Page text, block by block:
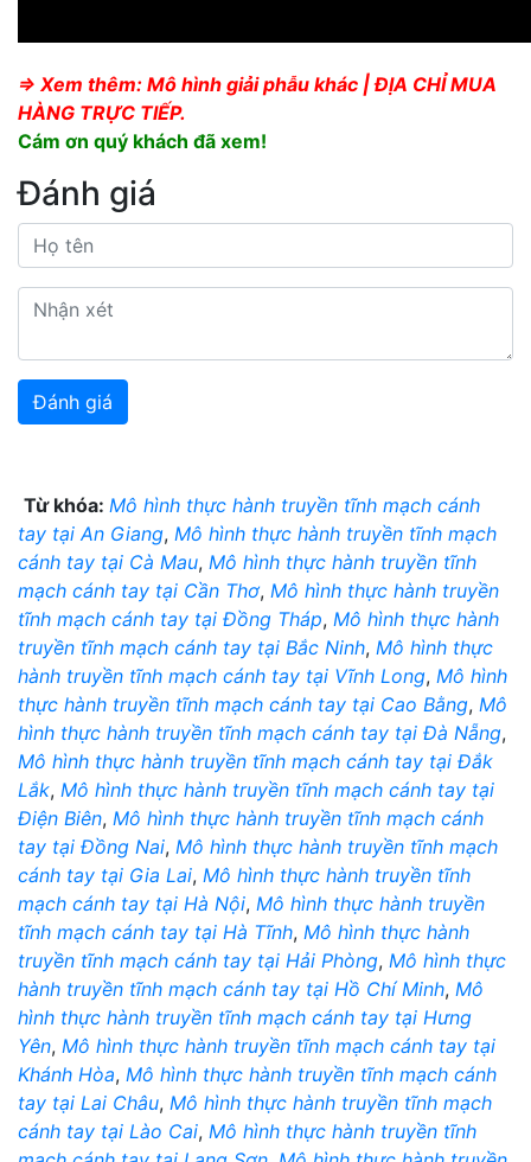
⇒ Xem thêm: Mô hình giải phẫu khác |ĐỊA CHỈ MUA
HÀNG TRỰC TIẾP.
Cám ơn quý khách đã xem!
Đánh giá
Từ khóa: Mô hình thực hành truyền tĩnh mạch cánh
tay tại An Giang, Mô hình thực hành truyền tĩnh mạch
cánh tay tại Cà Mau, Mô hình thực hành truyền tĩnh
mạch cánh tay tại Cần Thơ, Mô hình thực hành truyền
tĩnh mạch cánh tay tại Đồng Tháp, Mô hình thực hành
truyền tĩnh mạch cánh tay tại Bắc Ninh, Mô hình thực
hành truyền tĩnh mạch cánh tay tại Vĩnh Long, Mô hình
thực hành truyền tĩnh mạch cánh tay tại Cao Bằng, Mô
hình thực hành truyền tĩnh mạch cánh tay tại Đà Nẵng,
Mô hình thực hành truyền tĩnh mạch cánh tay tại Đắk
Lắk, Mô hình thực hành truyền tĩnh mạch cánh tay tại
Điện Biên, Mô hình thực hành truyền tĩnh mạch cánh
tay tại Đồng Nai, Mô hình thực hành truyền tĩnh mạch
cánh tay tại Gia Lai, Mô hình thực hành truyền tĩnh
mạch cánh tay tại Hà Nội, Mô hình thực hành truyền
tĩnh mạch cánh tay tại Hà Tĩnh, Mô hình thực hành
truyền tĩnh mạch cánh tay tại Hải Phòng, Mô hình thực
hành truyền tĩnh mạch cánh tay tại Hồ Chí Minh, Mô
hình thực hành truyền tĩnh mạch cánh tay tại Hưng
Yên, Mô hình thực hành truyền tĩnh mạch cánh tay tại
Khánh Hòa, Mô hình thực hành truyền tĩnh mạch cánh
tay tại Lai Châu, Mô hình thực hành truyền tĩnh mạch
cánh tay tại Lào Cai, Mô hình thực hành truyền tĩnh